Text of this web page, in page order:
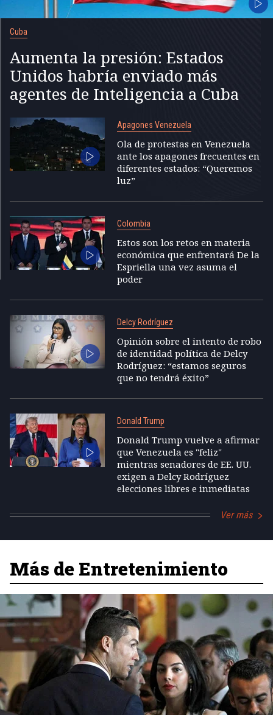
Cuba
Aumenta la presión: Estados
Unidos habría enviado más
agentes de Inteligencia a Cuba
Apagones Venezuela
Ola de protestas en Venezuela
ante los apagones frecuentes en
diferentes estados: “Queremos
luz”
Colombia
Estos son los retos en materia
económica que enfrentará De la
Espriella una vez asuma el
poder
Delcy Rodríguez
Opinión sobre el intento de robo
de identidad política de Delcy
Rodríguez: “estamos seguros
que no tendrá éxito”
Donald Trump
Donald Trump vuelve a afirmar
que Venezuela es "feliz"
mientras senadores de EE. UU.
exigen a Delcy Rodríguez
elecciones libres e inmediatas
Ver más
Más de Entretenimiento